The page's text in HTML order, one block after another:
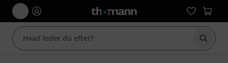
Start